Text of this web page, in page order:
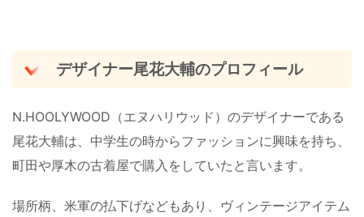
デザイナー尾花大輔のプロフィール
N.HOOLYWOOD（エヌハリウッド）のデザイナーである
尾花大輔は、中学生の時からファッションに興味を持ち、
町田や厚木の古着屋で購入をしていたと言います。
場所柄、米軍の払下げなどもあり、ヴィンテージアイテム